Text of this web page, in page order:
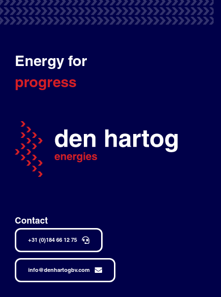
Energy for
progress
Contact
+31 (0)184 66 12 75
info@denhartogbv.com